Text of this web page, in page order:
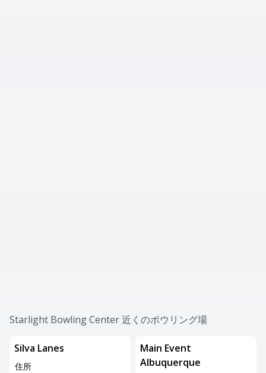
Starlight Bowling Center 近くのボウリング場
Silva Lanes
住所
Main Event
Albuquerque